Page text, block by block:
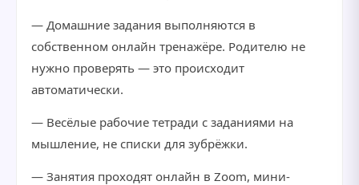
— Домашние задания выполняются в
собственном онлайн тренажёре. Родителю не
нужно проверять — это происходит
автоматически.
— Весёлые рабочие тетради с заданиями на
мышление, не списки для зубрёжки.
— Занятия проходят онлайн в Zoom, мини-